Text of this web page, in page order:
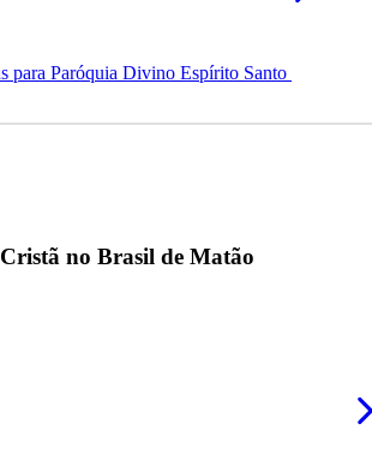
para Paróquia Divino Espírito Santo
no Brasil de Matão